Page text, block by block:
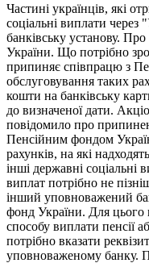
Частині українців, які
соціальні виплати через
банківську установу.
України. Що потрібно
припиняє співпрацю з
обслуговування таких
кошти на банківську
до визначеної дати.
повідомило про
Пенсійним фондом
рахунків, на які
інші державні соціальні
виплат потрібно не
інший уповноважений
фонд України. Для цього
способу виплати пенсії
потрібно вказати
уповноваженому банку.